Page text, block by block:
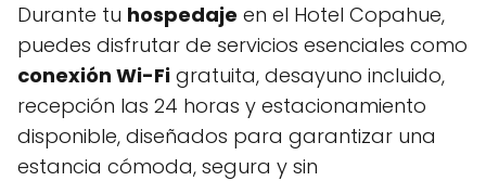
Durante tu hospedaje en el Hotel Copahue,
puedes disfrutar de servicios esenciales como
conexión Wi-Fi gratuita, desayuno incluido,
recepción las 24 horas y estacionamiento
disponible, diseñados para garantizar una
estancia cómoda, segura y sin